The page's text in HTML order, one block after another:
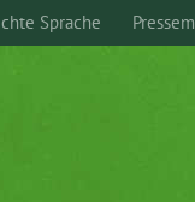
Sprache